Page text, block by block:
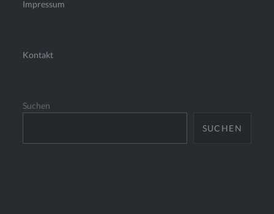
Impressum
Kontakt
Suchen
SUCHEN